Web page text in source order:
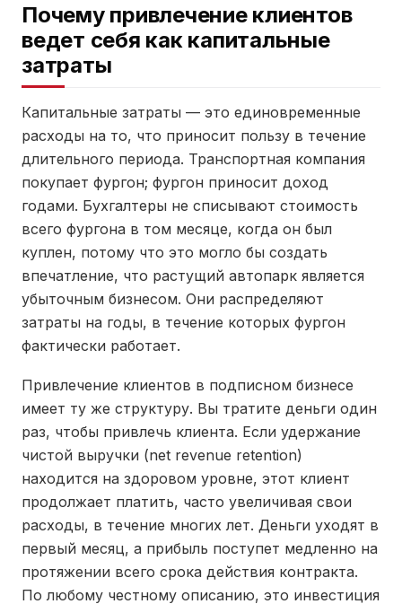
Почему привлечение клиентов
ведет себя как капитальные
затраты
Капитальные затраты — это единовременные
расходы на то, что приносит пользу в течение
длительного периода. Транспортная компания
покупает фургон; фургон приносит доход
годами. Бухгалтеры не списывают стоимость
всего фургона в том месяце, когда он был
куплен, потому что это могло бы создать
впечатление, что растущий автопарк является
убыточным бизнесом. Они распределяют
затраты на годы, в течение которых фургон
фактически работает.
Привлечение клиентов в подписном бизнесе
имеет ту же структуру. Вы тратите деньги один
раз, чтобы привлечь клиента. Если удержание
чистой выручки (net revenue retention)
находится на здоровом уровне, этот клиент
продолжает платить, часто увеличивая свои
расходы, в течение многих лет. Деньги уходят в
первый месяц, а прибыль поступет медленно на
протяжении всего срока действия контракта.
По любому честному описанию, это инвестиция